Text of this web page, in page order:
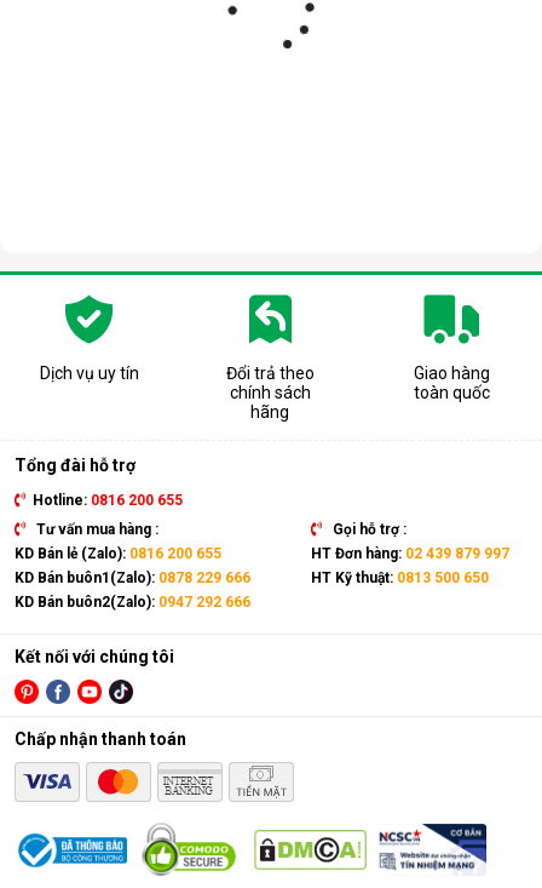
Dịch vụ uy tín
Đổi trả theo
chính sách
hãng
Giao hàng
toàn quốc
Tổng đài hỗ trợ
Hotline: 0816 200 655
Tư vấn mua hàng :
KD Bán lẻ (Zalo): 0816 200 655
KD Bán buôn1(Zalo): 0878 229 666
KD Bán buôn2(Zalo): 0947 292 666
Gọi hỗ trợ :
HT Đơn hàng: 02 439 879 997
HT Kỹ thuật: 0813 500 650
Kết nối với chúng tôi
Chấp nhận thanh toán